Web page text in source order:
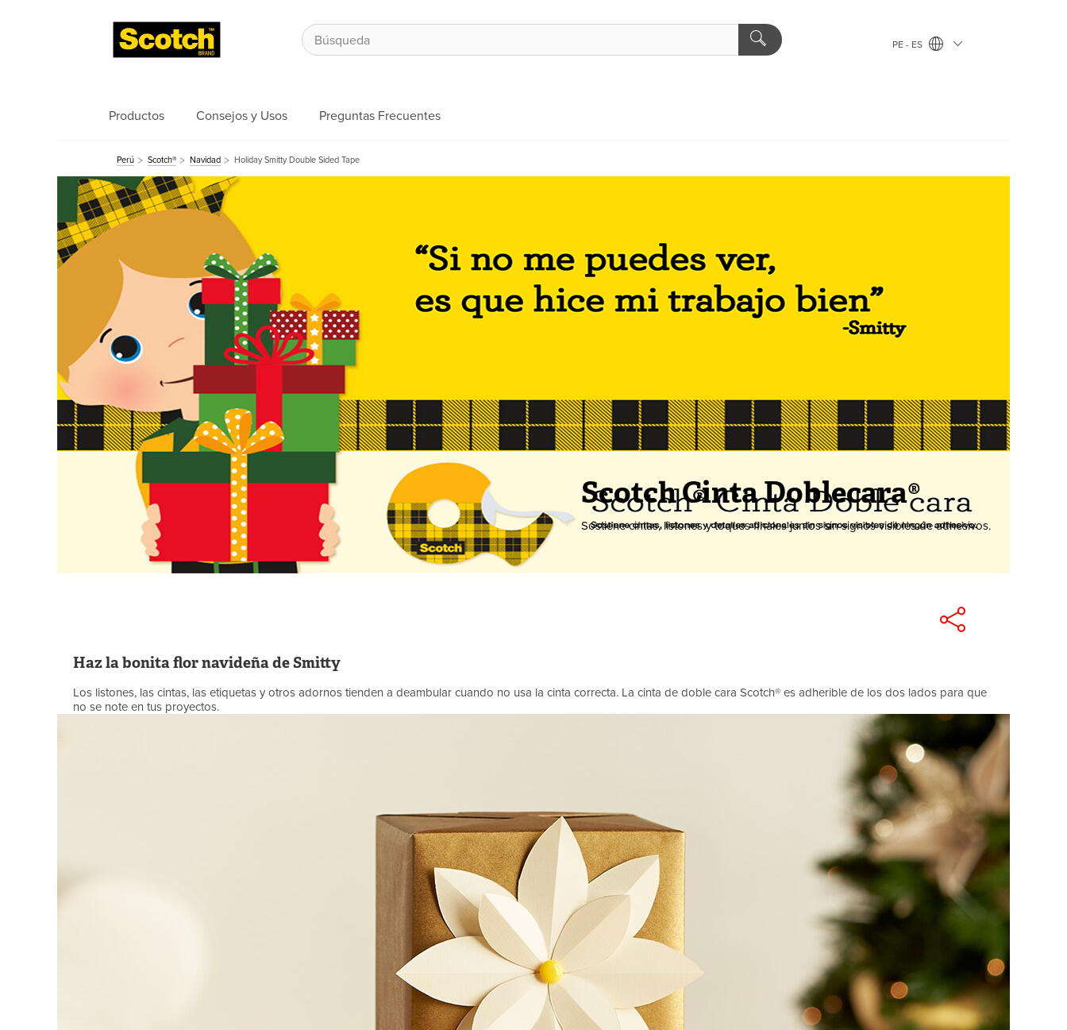
PE - ES
Productos Consejos y Usos Preguntas Frecuentes
Perú Scotch® Navidad Holiday Smitty Double Sided Tape
Scotch Cinta Doblecara®
Sostiene cintas, listones y toques finales juntos sin signos visibles de adhesivos.
Haz la bonita flor navideña de Smitty
Los listones, las cintas, las etiquetas y otros adornos tienden a deambular cuando no usa la cinta correcta. La cinta de doble cara Scotch® es adherible de los dos lados para que
no se note en tus proyectos.